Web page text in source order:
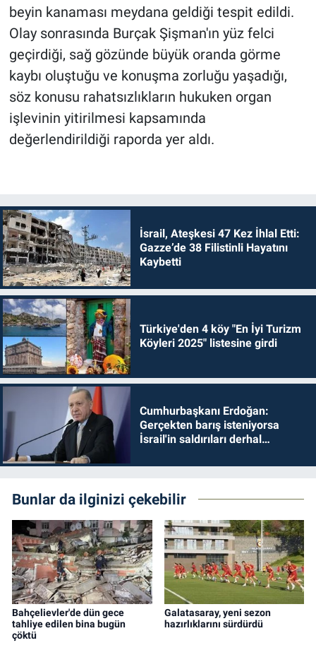
beyin kanaması meydana geldiği tespit edildi.
Olay sonrasında Burçak Şişman'ın yüz felci
geçirdiği, sağ gözünde büyük oranda görme
kaybı oluştuğu ve konuşma zorluğu yaşadığı,
söz konusu rahatsızlıkların hukuken organ
işlevinin yitirilmesi kapsamında
değerlendirildiği raporda yer aldı.
İsrail, Ateşkesi 47 Kez İhlal Etti:
Gazze’de 38 Filistinli Hayatını
Kaybetti
Türkiye'den 4 köy "En İyi Turizm
Köyleri 2025" listesine girdi
Cumhurbaşkanı Erdoğan:
Gerçekten barış isteniyorsa
İsrail'in saldırıları derhal
Bunlar da ilginizi çekebilir
Bahçelievler'de dün gece
tahliye edilen bina bugün
çöktü
Galatasaray, yeni sezon
hazırlıklarını sürdürdü